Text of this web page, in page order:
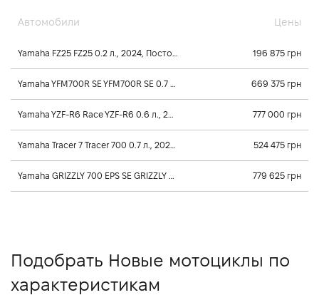
Автомобили Цены
Yamaha FZ25 FZ25 0.2 л., 2024, Постоянного зацепления 196 875 грн
Yamaha YFM700R SE YFM700R SE 0.7 л., 2026, Механика 669 375 грн
Yamaha YZF-R6 Race YZF-R6 0.6 л., 2025, Постоянного зацепления 777 000 грн
Yamaha Tracer 7 Tracer 700 0.7 л., 2025, Постоянного зацепления 524 475 грн
Yamaha GRIZZLY 700 EPS SE GRIZZLY 700 EPS SE 0.7 л., 2026, Клиноременный вариатор Ultramatic 779 625 грн
Подобрать Новые мотоциклы по
характеристикам